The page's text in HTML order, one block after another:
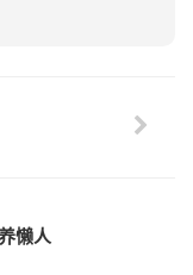
懒人